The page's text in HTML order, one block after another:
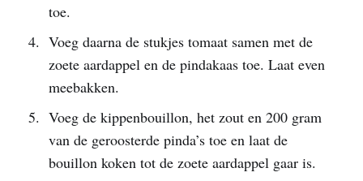
toe.
Voeg daarna de stukjes tomaat samen met de
zoete aardappel en de pindakaas toe. Laat even
meebakken.
Voeg de kippenbouillon, het zout en 200 gram
van de geroosterde pinda’s toe en laat de
bouillon koken tot de zoete aardappel gaar is.